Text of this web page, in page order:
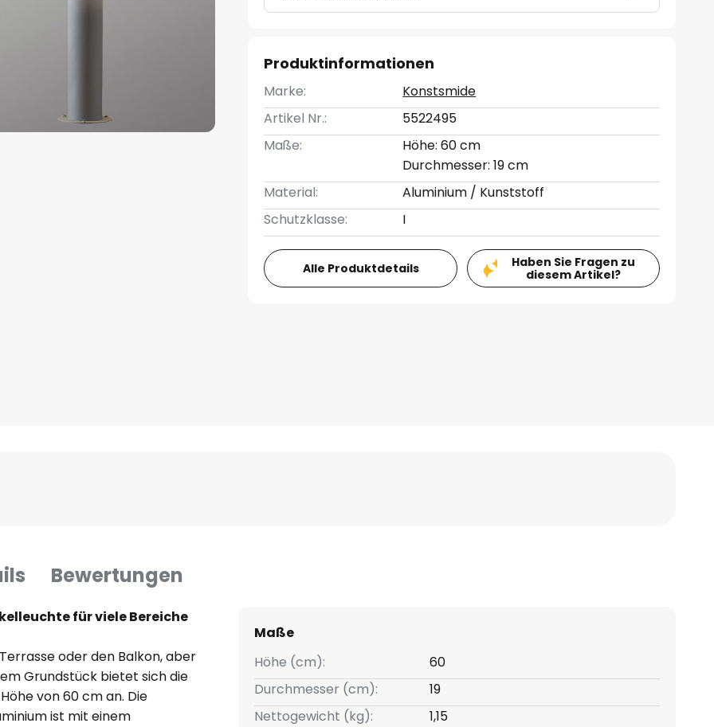
Produktinformationen
Marke:
Konstsmide
Artikel Nr.:
5522495
Maße:
Höhe: 60 cm
Durchmesser: 19 cm
Material:
Aluminium / Kunststoff
Schutzklasse:
I
Alle Produktdetails
Haben Sie Fragen zu
diesem Artikel?
Bewertungen
für viele Bereiche
oder den Balkon, aber
Grundstück bietet sich die
von 60 cm an. Die
ist mit einem
Maße
Höhe (cm):
60
Durchmesser (cm):
19
Nettogewicht (kg):
1,15